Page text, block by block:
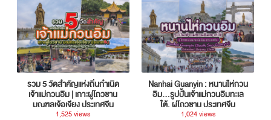
รวม 5 วัดสำคัญแห่งถิ่นกำเนิด
เจ้าแม่กวนอิม | เกาะผู่โถวซาน
มณฑลเจ้อเจียง ประเทศจีน
1,525 views
Nanhai Guanyin : หนานไห่กวน
อิม...รูปปั้นเจ้าแม่กวนอิมทะเล
ใต้, ผู่โถวซาน ประเทศจีน
1,024 views